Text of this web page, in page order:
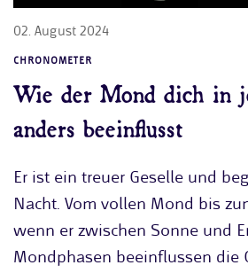
02. August 2024
CHRONOMETER
Wie der Mond dich in
anders beeinflusst
Er ist ein treuer Geselle und
Nacht. Vom vollen Mond bis
wenn er zwischen Sonne und
Mondphasen beeinflussen die